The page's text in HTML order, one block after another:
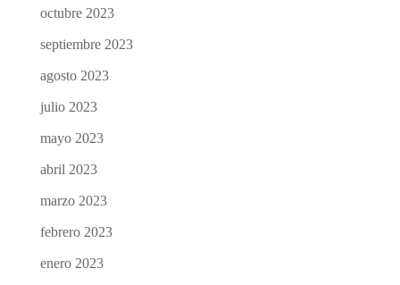
octubre 2023
septiembre 2023
agosto 2023
julio 2023
mayo 2023
abril 2023
marzo 2023
febrero 2023
enero 2023